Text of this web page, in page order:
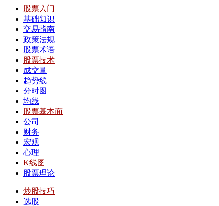
股票入门
基础知识
交易指南
政策法规
股票术语
股票技术
成交量
趋势线
分时图
均线
股票基本面
公司
财务
宏观
心理
K线图
股票理论
炒股技巧
选股